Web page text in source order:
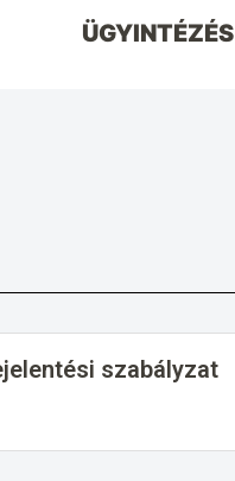
ÜGYINTÉZÉS
szabályzat